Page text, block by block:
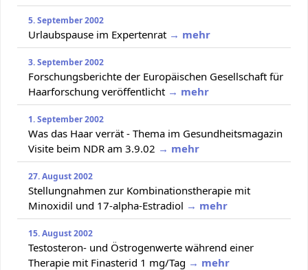
5. September 2002
Urlaubspause im Expertenrat → mehr
3. September 2002
Forschungsberichte der Europäischen Gesellschaft für
Haarforschung veröffentlicht → mehr
1. September 2002
Was das Haar verrät - Thema im Gesundheitsmagazin
Visite beim NDR am 3.9.02 → mehr
27. August 2002
Stellungnahmen zur Kombinationstherapie mit
Minoxidil und 17-alpha-Estradiol → mehr
15. August 2002
Testosteron- und Östrogenwerte während einer
Therapie mit Finasterid 1 mg/Tag → mehr